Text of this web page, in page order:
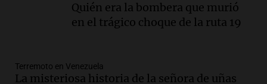
Tras atrincherarse, la intendenta
interina de Villa Santa Cruz del Lago
Episodios
Quién era la bombera que murió
en el trágico choque de la ruta 19
Terremoto en Venezuela
La misteriosa historia de la señora de uñas